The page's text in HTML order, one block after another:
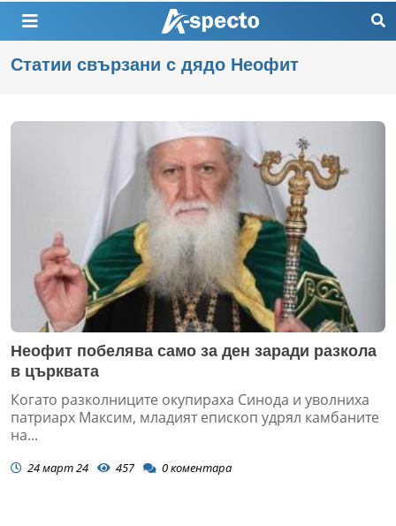
Статии свързани с дядо Неофит
Неофит побелява само за ден заради разкола
в църквата
Когато разколниците окупираха Синода и уволниха
патриарх Максим, младият епископ удрял камбаните
на...
24 март 24 457 0коментара